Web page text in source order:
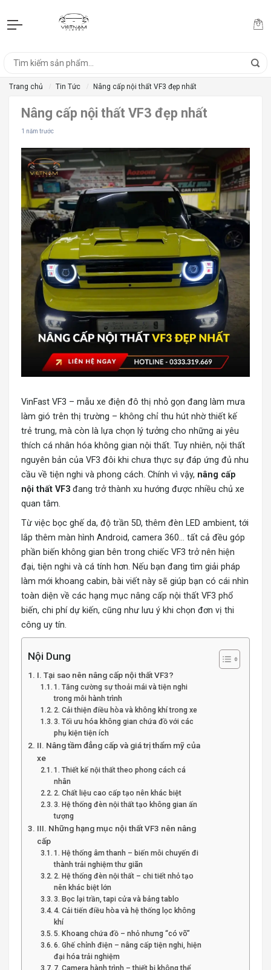
Trang chủ Tin Tức Nâng cấp nội thất VF3 đẹp nhất
Nâng cấp nội thất VF3 đẹp nhất
1 năm trước
VinFast VF3 – mẫu xe điện đô thị nhỏ gọn đang làm mưa
làm gió trên thị trường – không chỉ thu hút nhờ thiết kế
trẻ trung, mà còn là lựa chọn lý tưởng cho những ai yêu
thích cá nhân hóa không gian nội thất. Tuy nhiên, nội thất
nguyên bản của VF3 đôi khi chưa thực sự đáp ứng đủ nhu
cầu về tiện nghi và phong cách. Chính vì vậy, nâng cấp
nội thất VF3 đang trở thành xu hướng được nhiều chủ xe
quan tâm.
Từ việc bọc ghế da, độ trần 5D, thêm đèn LED ambient, tới
lắp thêm màn hình Android, camera 360… tất cả đều góp
phần biến không gian bên trong chiếc VF3 trở nên hiện
đại, tiện nghi và cá tính hơn. Nếu bạn đang tìm giải pháp
làm mới khoang cabin, bài viết này sẽ giúp bạn có cái nhìn
toàn diện về các hạng mục nâng cấp nội thất VF3 phổ
biến, chi phí dự kiến, cũng như lưu ý khi chọn đơn vị thi
công uy tín.
Nội Dung
I. Tại sao nên nâng cấp nội thất VF3?
1. Tăng cường sự thoải mái và tiện nghi
trong mỗi hành trình
2. Cải thiện điều hòa và không khí trong xe
3. Tối ưu hóa không gian chứa đồ với các
phụ kiện tiện ích
II. Nâng tầm đẳng cấp và giá trị thẩm mỹ của
xe
1. Thiết kế nội thất theo phong cách cá
nhân
2. Chất liệu cao cấp tạo nên khác biệt
3. Hệ thống đèn nội thất tạo không gian ấn
tượng
III. Những hạng mục nội thất VF3 nên nâng
cấp
1. Hệ thống âm thanh – biến mỗi chuyến đi
thành trải nghiệm thư giãn
2. Hệ thống đèn nội thất – chi tiết nhỏ tạo
nên khác biệt lớn
3. Bọc lại trần, tapi cửa và bảng tablo
4. Cải tiến điều hòa và hệ thống lọc không
khí
5. Khoang chứa đồ – nhỏ nhưng “có võ”
6. Ghế chỉnh điện – nâng cấp tiện nghi, hiện
đại hóa trải nghiệm
7. Camera hành trình – thiết bị không thể